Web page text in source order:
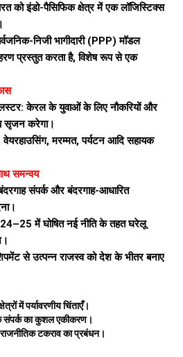
को इंडो-पैसिफिक क्षेत्र में एक लॉजिस्टिक्स
निजी भागीदारी (PPP) मॉडल
प्रस्तुत करता है, विशेष रूप से एक
केरल के युवाओं के लिए नौकरियों और
सृजन करेगा।
मरम्मत, पर्यटन आदि सहायक
समन्वय
संपर्क और बंदरगाह-आधारित
में घोषित नई नीति के तहत घरेलू
से उत्पन्न राजस्व को देश के भीतर बनाए
में पर्यावरणीय चिंताएँ।
संपर्क का कुशल एकीकरण।
टकराव का प्रबंधन।